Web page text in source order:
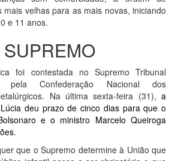
mais velhas para as mais novas, iniciando
e 11 anos.
SUPREMO
foi contestada no Supremo Tribunal
pela Confederação Nacional dos
Na última sexta-feira (31), a
deu prazo de cinco dias para que o
e o ministro Marcelo Queiroga
.
que o Supremo determine à União que